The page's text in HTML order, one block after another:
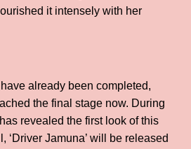
it intensely with her
already been completed,
the final stage now. During
revealed the first look of this
‘Driver Jamuna’ will be released